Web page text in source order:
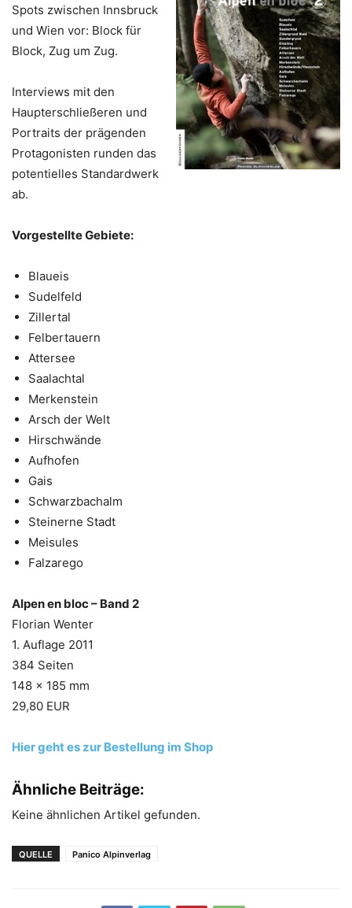
Spots zwischen Innsbruck
und Wien vor: Block für
Block, Zug um Zug.
Interviews mit den
Haupterschließeren und
Portraits der prägenden
Protagonisten runden das
potentielles Standardwerk
ab.
Vorgestellte Gebiete:
Blaueis
Sudelfeld
Zillertal
Felbertauern
Attersee
Saalachtal
Merkenstein
Arsch der Welt
Hirschwände
Aufhofen
Gais
Schwarzbachalm
Steinerne Stadt
Meisules
Falzarego
Alpen en bloc – Band 2
Florian Wenter
1. Auflage 2011
384 Seiten
148 x 185 mm
29,80 EUR
Hier geht es zur Bestellung im Shop
Ähnliche Beiträge:
Keine ähnlichen Artikel gefunden.
QUELLE Panico Alpinverlag